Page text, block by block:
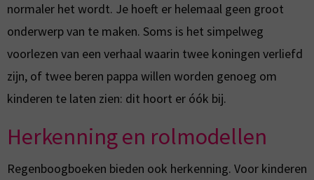
normaler het wordt. Je hoeft er helemaal geen groot
onderwerp van te maken. Soms is het simpelweg
voorlezen van een verhaal waarin twee koningen verliefd
zijn, of twee beren pappa willen worden genoeg om
kinderen te laten zien: dit hoort er óók bij.
Herkenning en rolmodellen
Regenboogboeken bieden ook herkenning. Voor kinderen